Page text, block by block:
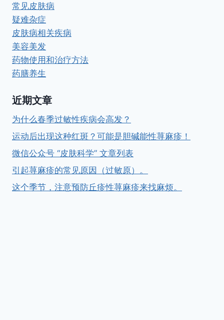
常见皮肤病
疑难杂症
皮肤病相关疾病
美容美发
药物使用和治疗方法
药膳养生
近期文章
为什么春季过敏性疾病会高发？
运动后出现这种红斑？可能是胆碱能性荨麻疹！
微信公众号 “皮肤科学” 文章列表
引起荨麻疹的常见原因（过敏原）。
这个季节，注意预防丘疹性荨麻疹来找麻烦。